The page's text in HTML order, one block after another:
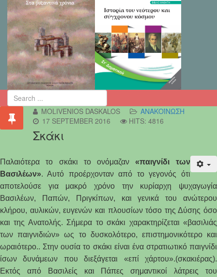
MOLIVENIOS DASKALOS
ΑΝΑΚΟΊΝΩΣΗ
17 SEPTEMBER 2016
HITS: 4816
Σκάκι
Παλαιότερα το σκάκι το ονόμαζαν «παιγνίδι των
Βασιλέων». Αυτό προέρχονταν από το γεγονός ότι
αποτελούσε για μακρό χρόνο την κυρίαρχη ψυχαγωγία
Βασιλέων, Παπών, Πριγκίπων, και γενικά του ανώτερου
κλήρου, αυλικών, ευγενών και πλουσίων τόσο της Δύσης όσο
και της Ανατολής. Σήμερα το σκάκι χαρακτηρίζεται «βασιλιάς
των παιγνιδιών» ως το δυσκολότερο, επιστημονικότερο και
ωραιότερο.. Στην ουσία το σκάκι είναι ένα στρατιωτικό παιγνίδι
ίσων δυνάμεων που διεξάγεται «επί χάρτου».(σκακιέρας).
Εκτός από Βασιλείς και Πάπες σημαντικοί λάτρεις του